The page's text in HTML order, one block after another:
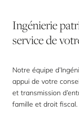
Ingénierie
servicede
Notre équipe
appui de votre
et transmission
famille et droit fiscal.